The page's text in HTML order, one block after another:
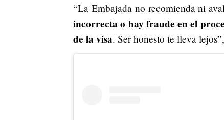
“La Embajada no recomienda ni
incorrecta o hay fraude en el
de la visa. Ser honesto te lleva